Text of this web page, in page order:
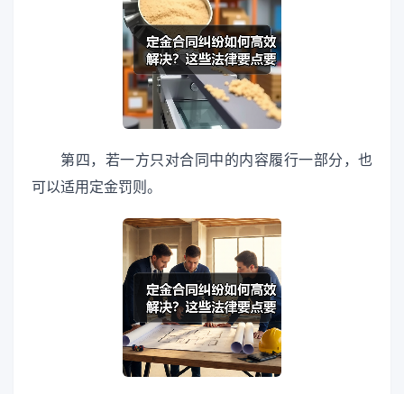
第四，若一方只对合同中的内容履行一部分，也
可以适用定金罚则。